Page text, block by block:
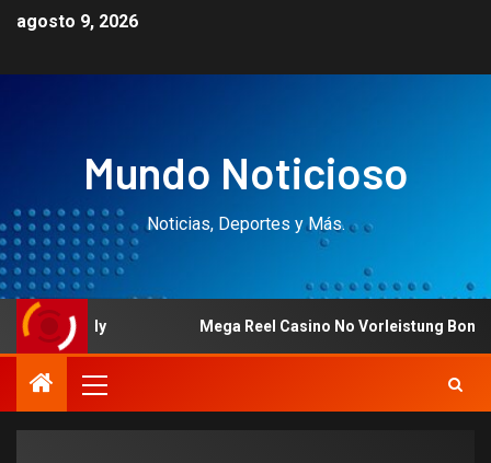
agosto 9, 2026
Mundo Noticioso
Noticias, Deportes y Más.
Mega Reel Casino No Vorleistung Bonus Promo